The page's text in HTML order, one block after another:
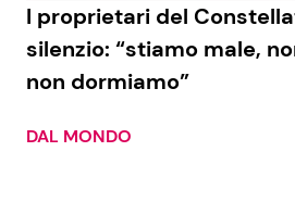
I proprietari del
silenzio: “stiamo male,
non dormiamo”
DAL MONDO